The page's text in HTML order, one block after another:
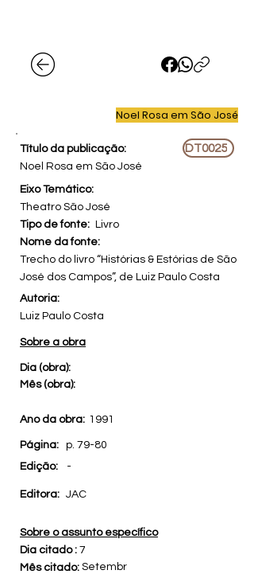
Noel Rosa em São José
Título da publicação: DT0025
Noel Rosa em São José
Eixo Temático:
Theatro São José
Tipo de fonte:
Livro
Nome da fonte:
Trecho do livro “Histórias & Estórias de São
José dos Campos”, de Luiz Paulo Costa
Autoria:
Luiz Paulo Costa
Sobre a obra
Dia (obra):
Mês (obra):
Ano da obra: 1991
Página:
p. 79-80
Edição:
-
Editora: JAC
Sobre o assunto específico
7
Dia citado :
Mês citado:Setembr